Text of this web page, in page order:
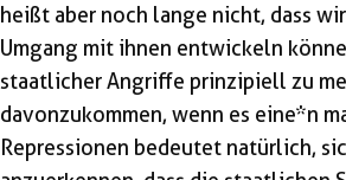
heißt aber noch lange nicht, dass
Umgang mit ihnen entwickeln
staatlicher Angriffe prinzipiell zu
davonzukommen, wenn es eine*n
Repressionen bedeutet natürlich,